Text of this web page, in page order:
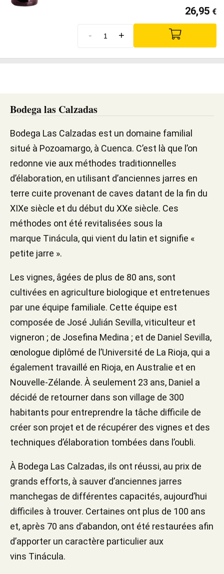
26,95 €
- +
Bodega las Calzadas
Bodega Las Calzadas est un domaine familial
situé à Pozoamargo, à Cuenca. C’est là que l’on
redonne vie aux méthodes traditionnelles
d’élaboration, en utilisant d’anciennes jarres en
terre cuite provenant de caves datant de la fin du
XIXe siècle et du début du XXe siècle. Ces
méthodes ont été revitalisées sous la
marque Tinácula, qui vient du latin et signifie «
petite jarre ».
Les vignes, âgées de plus de 80 ans, sont
cultivées en agriculture biologique et entretenues
par une équipe familiale. Cette équipe est
composée de José Julián Sevilla, viticulteur et
vigneron ; de Josefina Medina ; et de Daniel Sevilla,
œnologue diplômé de l’Université de La Rioja, qui a
également travaillé en Rioja, en Australie et en
Nouvelle-Zélande. À seulement 23 ans, Daniel a
décidé de retourner dans son village de 300
habitants pour entreprendre la tâche difficile de
créer son projet et de récupérer des vignes et des
techniques d’élaboration tombées dans l’oubli.
À Bodega Las Calzadas, ils ont réussi, au prix de
grands efforts, à sauver d’anciennes jarres
manchegas de différentes capacités, aujourd’hui
difficiles à trouver. Certaines ont plus de 100 ans
et, après 70 ans d’abandon, ont été restaurées afin
d’apporter un caractère particulier aux
vins Tinácula.